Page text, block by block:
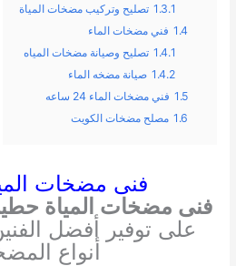
1.3.1 تصليح وتركيب مضخات المياة
1.4 فني مضخات الماء
1.4.1 تصليح وصيانة مضخات المياه
1.4.2 صيانة مضخه الماء
1.5 فني مضخات الماء 24 ساعه
1.6 مصلح مضخات الكويت
فنى مضخات
فنى مضخات المياة
على توفير أفضل
أنواع